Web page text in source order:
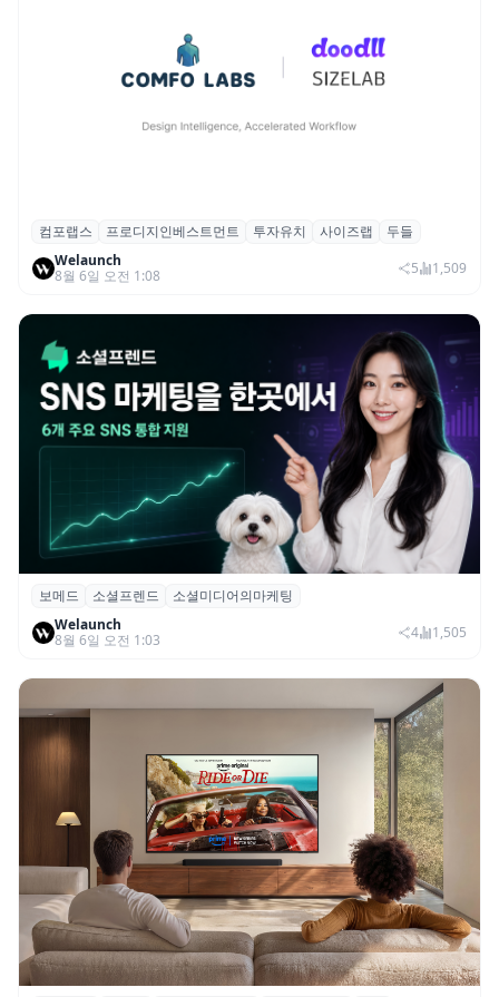
컴포랩스, 프로디지인베스트먼트로부터 시
드 투자 유치
컴포랩스 프로디지인베스트먼트 투자유치 사이즈랩
두들
Welaunch
8월 6일 오전 1:08
5 1,509
보메드 ‘소셜프렌드’, 유튜브·인스타 등 6개
SNS 마케팅 통합 지원
보메드 소셜프렌드
소셜미디어의마케팅
Welaunch
8월 6일 오전 1:03
4 1,505